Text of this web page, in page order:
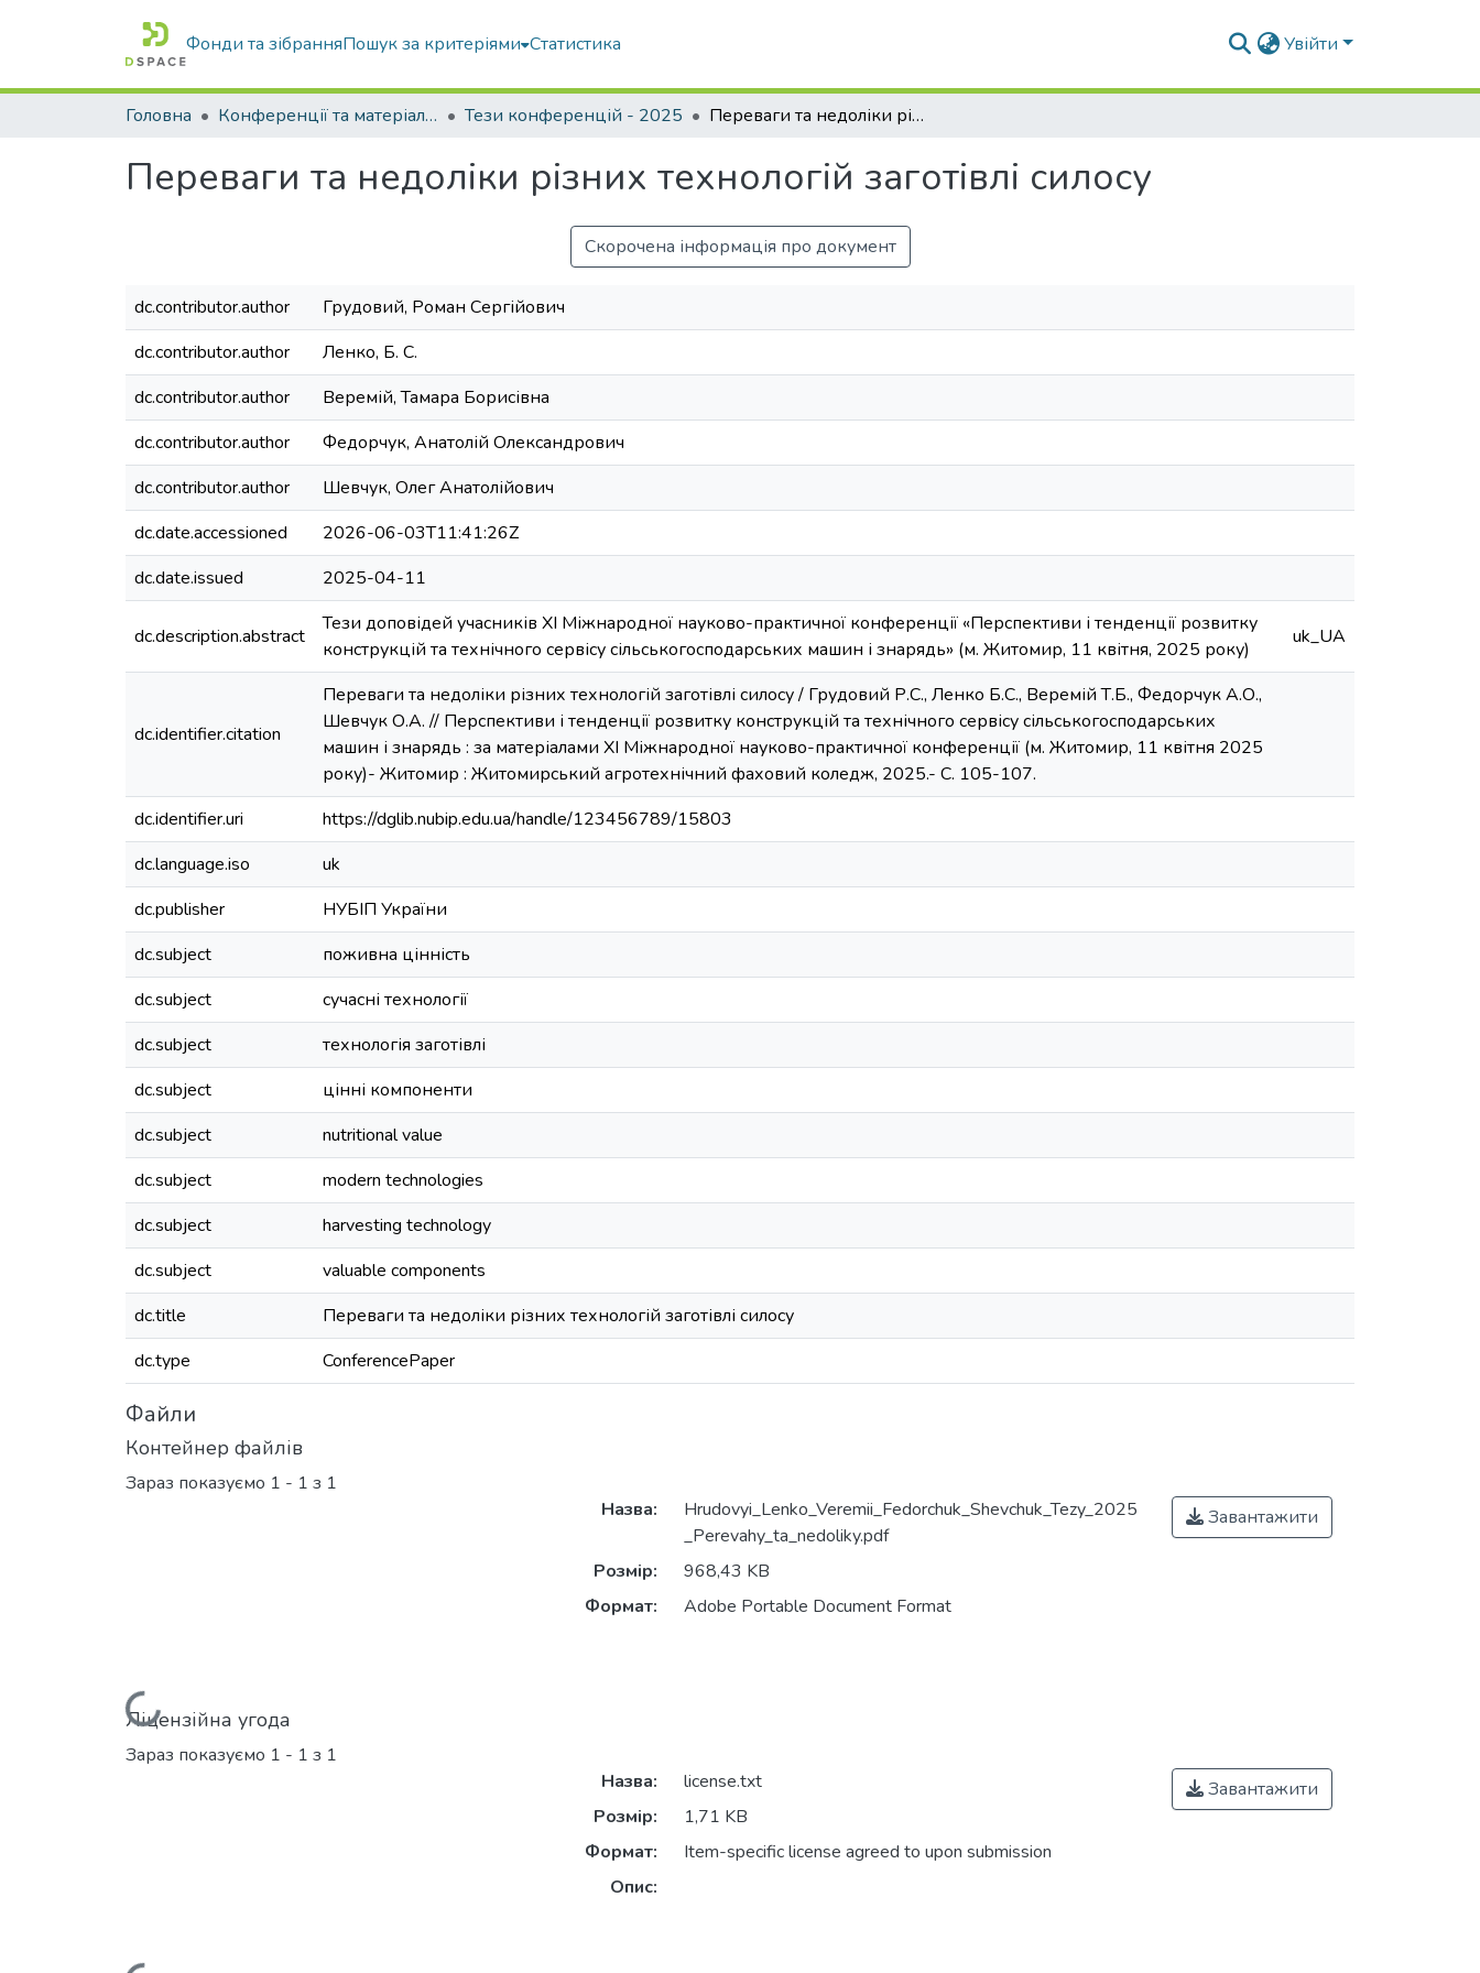
Фонди та зібранняПошук за критеріями Статистика Увійти
Головна Конференції та матеріали конференцій Тези конференцій - 2025 Переваги та недоліки різних технологій заготівлі силосу
Переваги та недоліки різних технологій заготівлі силосу
Скорочена інформація про документ
dc.contributor.author
Грудовий, Роман Сергійович
dc.contributor.author
Ленко, Б. С.
dc.contributor.author
Веремій, Тамара Борисівна
dc.contributor.author
Федорчук, Анатолій Олександрович
dc.contributor.author
Шевчук, Олег Анатолійович
dc.date.accessioned
2026-06-03T11:41:26Z
dc.date.issued
2025-04-11
dc.description.abstract
Тези доповідей учасників XI Міжнародної науково-практичної конференції «Перспективи і тенденції розвитку
конструкцій та технічного сервісу сільськогосподарських машин і знарядь» (м. Житомир, 11 квітня, 2025 року)
uk_UA
dc.identifier.citation
Переваги та недоліки різних технологій заготівлі силосу / Грудовий Р.С., Ленко Б.С., Веремій Т.Б., Федорчук А.О.,
Шевчук О.А. // Перспективи і тенденції розвитку конструкцій та технічного сервісу сільськогосподарських
машин і знарядь : за матеріалами XI Міжнародної науково-практичної конференції (м. Житомир, 11 квітня 2025
року)- Житомир : Житомирський агротехнічний фаховий коледж, 2025.- С. 105-107.
dc.identifier.uri
https://dglib.nubip.edu.ua/handle/123456789/15803
dc.language.iso
uk
dc.publisher
НУБІП України
dc.subject
поживна цінність
dc.subject
сучасні технології
dc.subject
технологія заготівлі
dc.subject
цінні компоненти
dc.subject
nutritional value
dc.subject
modern technologies
dc.subject
harvesting technology
dc.subject
valuable components
dc.title
Переваги та недоліки різних технологій заготівлі силосу
dc.type
ConferencePaper
Файли
Контейнер файлів
Зараз показуємо 1 - 1 з 1
Вантажиться...
Назва:
Hrudovyi_Lenko_Veremii_Fedorchuk_Shevchuk_Tezy_2025
_Perevahy_ta_nedoliky.pdf
Розмір:
968,43 KB
Формат:
Adobe Portable Document Format
Завантажити
Ліцензійна угода
Зараз показуємо 1 - 1 з 1
Назва:
license.txt
Розмір:
1,71 KB
Формат:
Item-specific license agreed to upon submission
Опис:
Завантажити